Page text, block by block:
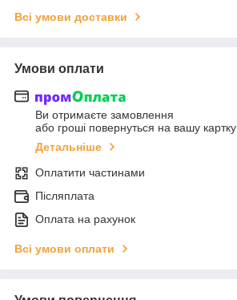
Всі умови доставки
Умови оплати
Ви отримаєте замовлення
або гроші повернуться на вашу картку
Детальніше
Оплатити частинами
Післяплата
Оплата на рахунок
Всі умови оплати